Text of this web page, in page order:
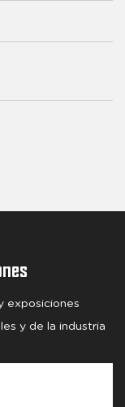
exposiciones
y de la industria